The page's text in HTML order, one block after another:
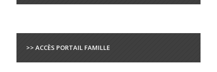
>> ACCÈS PORTAIL FAMILLE